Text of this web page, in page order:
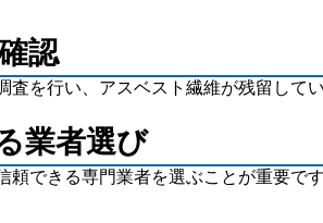
認
を行い、アスベスト繊維が残留して
業者選び
できる専門業者を選ぶことが重要で